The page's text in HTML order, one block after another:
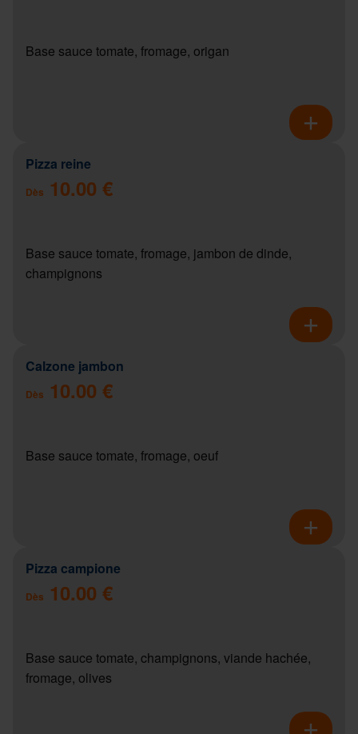
Base sauce tomate, fromage, origan
Pizza reine
Dès 10.00 €
Base sauce tomate, fromage, jambon de dinde,
champignons
Calzone jambon
Dès 10.00 €
Base sauce tomate, fromage, oeuf
Pizza campione
Dès 10.00 €
Base sauce tomate, champignons, viande hachée,
fromage, olives